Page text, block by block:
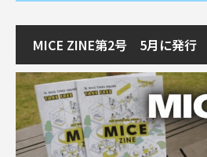
MICE ZINE第2号 5月に発行